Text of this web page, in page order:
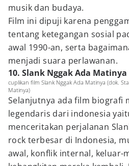
musik dan budaya.
Film ini dipuji karena
tentang ketegangan sosial
awal 1990-an, serta
menjadi suara perlawanan.
10. Slank Nggak Ada Matinya
cuplikan film Slank Nggak Ada Matinya (dok.
Matinya)
Selanjutnya ada film biografi
legendaris dari indonesia
menceritakan perjalanan
rock terbesar di Indonesia,
awal, konflik internal, keluar-